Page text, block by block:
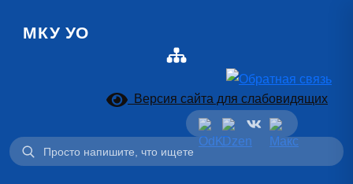
МКУ УО
Версия сайта для слабовидящих
Поиск: